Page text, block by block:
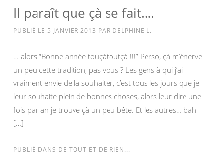
Il paraît que çà se fait….
PUBLIÉ LE 5 JANVIER 2013 PAR DELPHINE L.
… alors “Bonne année touçàtoutçà !!!” Perso, çà m’énerve
un peu cette tradition, pas vous ? Les gens à qui j’ai
vraiment envie de la souhaiter, c’est tous les jours que je
leur souhaite plein de bonnes choses, alors leur dire une
fois par an je trouve çà un peu bête. Et les autres… bah
[…]
PUBLIÉ DANS DE TOUT ET DE RIEN...